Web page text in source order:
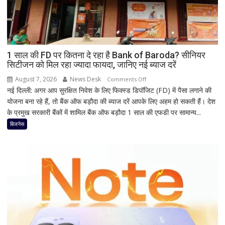
काली
का
श्रृंगार?
जानिए
हृदयपीठ
का
रहस्य
1 साल की FD पर कितना दे रहा है Bank of Baroda? सीनियर
सिटीजन को मिल रहा ज्यादा फायदा, जानिए नई ब्याज दरें
August 7, 2026 News Desk Comments Offon
1
साल
की
है
Bank
of
नई दिल्ली: अगर आप सुरक्षित निवेश के लिए फिक्स्ड डिपॉजिट (FD) में पैसा लगाने की
योजना बना रहे हैं, तो बैंक ऑफ बड़ौदा की ब्याज दरें आपके लिए अहम हो सकती हैं। देश
के प्रमुख सरकारी बैंकों में शामिल बैंक ऑफ बड़ौदा 1 साल की एफडी पर सामान्य...
बिजनेस